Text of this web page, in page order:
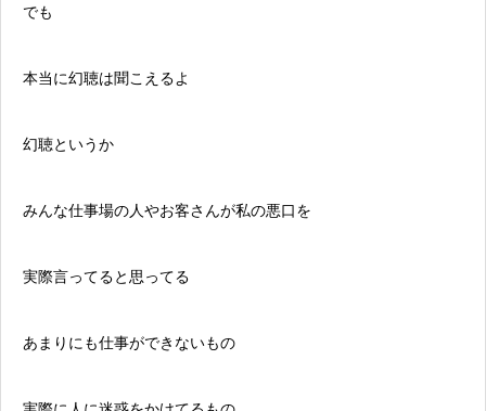
でも
本当に幻聴は聞こえるよ
幻聴というか
みんな仕事場の人やお客さんが私の悪口を
実際言ってると思ってる
あまりにも仕事ができないもの